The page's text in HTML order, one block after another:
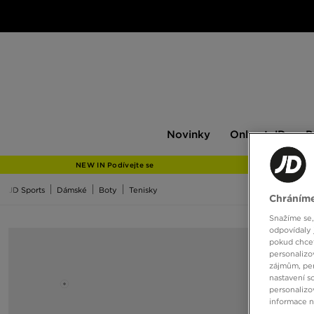
Novinky
JD
Only at JD
NEW IN Podívejte se
JD Sports Dámské Boty Tenisky
Snažíme
odpovídaly
pokud
zájmům,
nastavení
informace